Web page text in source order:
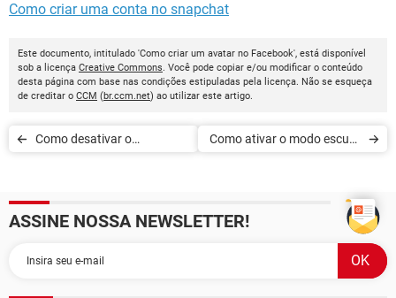
Como criar uma conta no snapchat
Este documento, intitulado 'Como criar um avatar no Facebook', está disponível
sob a licença Creative Commons. Você pode copiar e/ou modificar o conteúdo
desta página com base nas condições estipuladas pela licença. Não se esqueça
de creditar o CCM (br.ccm.net) ao utilizar este artigo.
Como desativar o
Como ativar o modo escuro
ASSINE NOSSA NEWSLETTER!